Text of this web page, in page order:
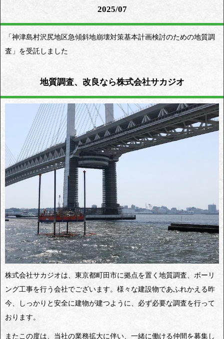
2025/07
「神津島村沢尻地区急傾斜地崩壊対策基本計画検討のための地質調
査」を受託しました
地質調査、改良なら株式会社サカジオ
株式会社サカジオは、東京都町田市に拠点を置く地質調査、ボーリ
ング工事を行う会社でございます。様々な建設物であふれかえる昨
今、しっかりと安全に建物が建つように、必ず必要な調査を行って
おります。
またこの度は、当社の業務拡大に伴い、一緒に働ける仲間を募集し